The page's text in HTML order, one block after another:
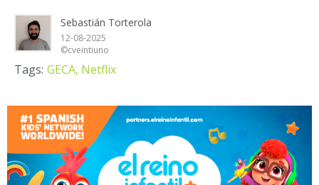
Sebastián Torterola
12-08-2025
©cveintiuno
Tags: GECA, Netflix